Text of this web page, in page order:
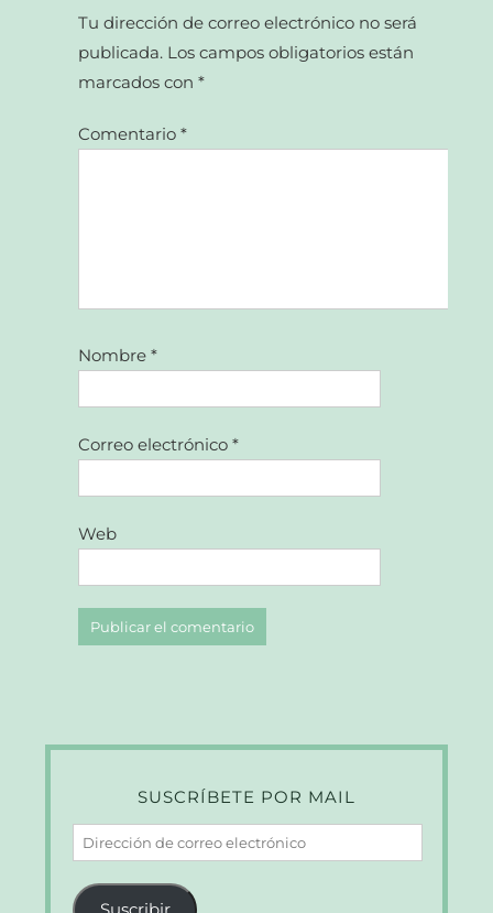
Tu dirección de correo electrónico no será
publicada. Los campos obligatorios están
marcados con*
Comentario*
Nombre*
Correo electrónico*
Web
SUSCRÍBETE POR MAIL
Dirección
de
correo